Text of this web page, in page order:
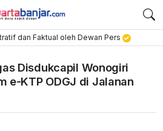
dan Faktual oleh Dewan Pers
Disdukcapil Wonogiri
e-KTP ODGJ di Jalanan